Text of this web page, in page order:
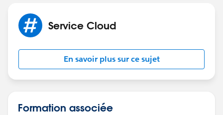
Service Cloud
En savoir plus sur ce sujet
Formation associée